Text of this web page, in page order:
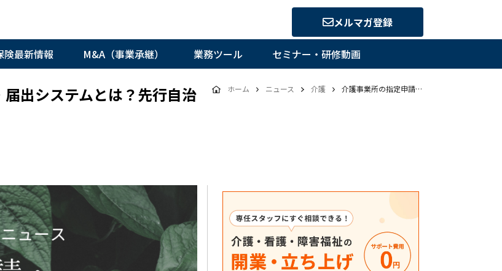
メルマガ登録
険最新情報 M&A（事業承継） 業務ツール セミナー・研修動画
出システムとは？先行自治
ホーム ニュース 介護 介護事業所の指定申請等の電子申請・届出システムとは？先行自治体ではすでに運用開始も